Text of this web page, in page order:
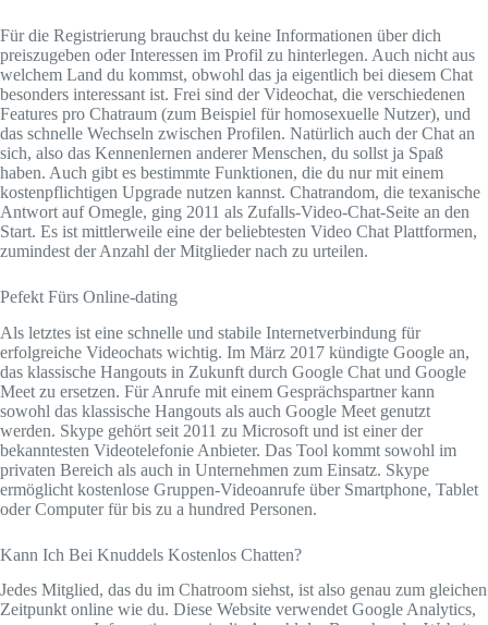
Für die Registrierung brauchst du keine Informationen über dich
preiszugeben oder Interessen im Profil zu hinterlegen. Auch nicht aus
welchem Land du kommst, obwohl das ja eigentlich bei diesem Chat
besonders interessant ist. Frei sind der Videochat, die verschiedenen
Features pro Chatraum (zum Beispiel für homosexuelle Nutzer), und
das schnelle Wechseln zwischen Profilen. Natürlich auch der Chat an
sich, also das Kennenlernen anderer Menschen, du sollst ja Spaß
haben. Auch gibt es bestimmte Funktionen, die du nur mit einem
kostenpflichtigen Upgrade nutzen kannst. Chatrandom, die texanische
Antwort auf Omegle, ging 2011 als Zufalls-Video-Chat-Seite an den
Start. Es ist mittlerweile eine der beliebtesten Video Chat Plattformen,
zumindest der Anzahl der Mitglieder nach zu urteilen.
Pefekt Fürs Online-dating
Als letztes ist eine schnelle und stabile Internetverbindung für
erfolgreiche Videochats wichtig. Im März 2017 kündigte Google an,
das klassische Hangouts in Zukunft durch Google Chat und Google
Meet zu ersetzen. Für Anrufe mit einem Gesprächspartner kann
sowohl das klassische Hangouts als auch Google Meet genutzt
werden. Skype gehört seit 2011 zu Microsoft und ist einer der
bekanntesten Videotelefonie Anbieter. Das Tool kommt sowohl im
privaten Bereich als auch in Unternehmen zum Einsatz. Skype
ermöglicht kostenlose Gruppen-Videoanrufe über Smartphone, Tablet
oder Computer für bis zu a hundred Personen.
Kann Ich Bei Knuddels Kostenlos Chatten?
Jedes Mitglied, das du im Chatroom siehst, ist also genau zum gleichen
Zeitpunkt online wie du. Diese Website verwendet Google Analytics,